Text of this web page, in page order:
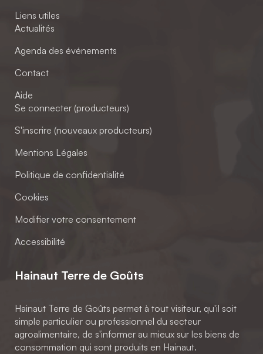
Liens utiles
Actualités
Agenda des événements
Contact
Aide
Se connecter (producteurs)
S'inscrire (nouveaux producteurs)
Mentions Légales
Politique de confidentialité
Cookies
Modifier votre consentement
Accessibilité
Hainaut Terre de Goûts
Hainaut Terre de Goûts permet à tout visiteur, qu'il soit
simple particulier ou professionnel du secteur
agroalimentaire, de s'informer au mieux sur les biens de
consommation qui sont produits en Hainaut.